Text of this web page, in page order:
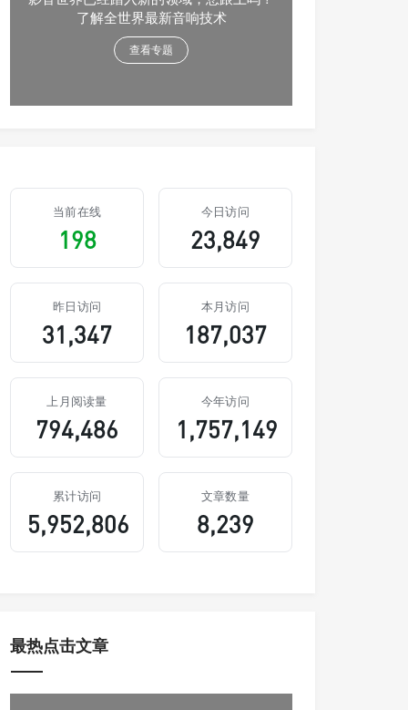
了解全世界最新音响技术
查看专题
当前在线
198
今日访问
23,849
昨日访问
31,347
本月访问
187,037
上月阅读量
794,486
今年访问
1,757,149
累计访问
5,952,806
文章数量
8,239
最热点击文章